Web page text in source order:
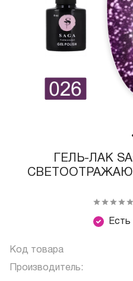
ГЕЛЬ-ЛАК
Есть
Код товара
Производитель: